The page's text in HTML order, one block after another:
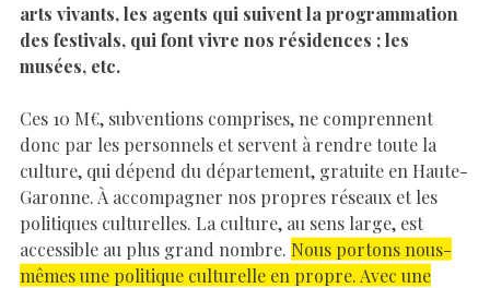
arts vivants, les agents qui suivent la programmation
des festivals, qui font vivre nos résidences ; les
musées, etc.
Ces 10 M€, subventions comprises, ne comprennent
donc par les personnels et servent à rendre toute la
culture, qui dépend du département, gratuite en Haute-
Garonne. À accompagner nos propres réseaux et les
politiques culturelles. La culture, au sens large, est
accessible au plus grand nombre. Nous portons nous-
mêmes une politique culturelle en propre. Avec une